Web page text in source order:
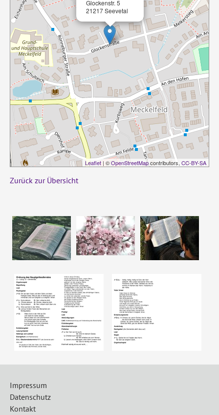
Glockenstr. 5
21217 Seevetal
Leaflet | ©OpenStreetMapcontributors, CC-BY-SA
Zurück zur Übersicht
Show larger version Show larger version
Impressum
Datenschutz
Kontakt